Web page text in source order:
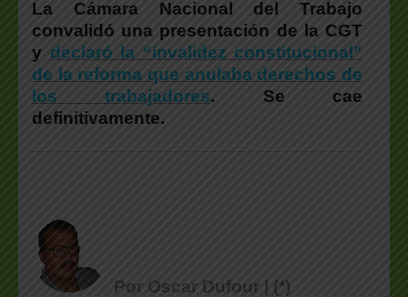
La Cámara Nacional del Trabajo
convalidó una presentación de la CGT
y declaró la “invalidez constitucional”
de la reforma que anulaba derechos de
los trabajadores. Se cae
definitivamente.
Por Oscar Dufour | (*)